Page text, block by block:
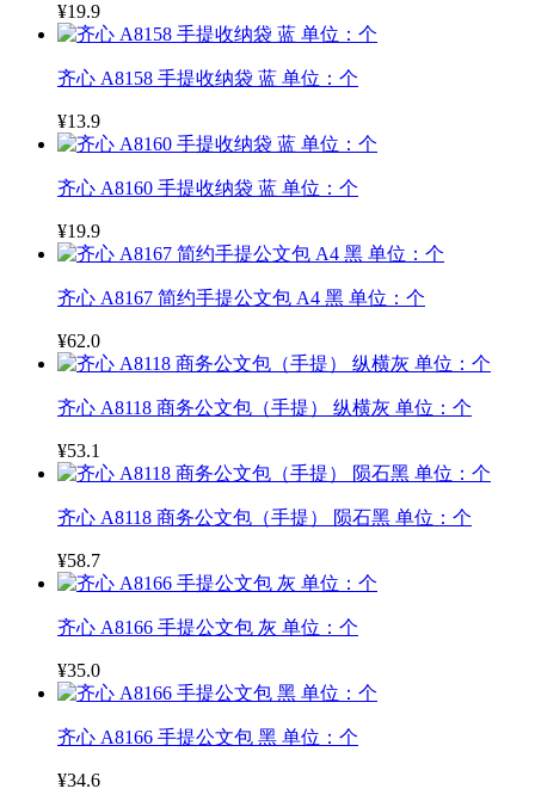
¥19.9
齐心 A8158 手提收纳袋 蓝 单位：个
¥13.9
齐心 A8160 手提收纳袋 蓝 单位：个
¥19.9
齐心 A8167 简约手提公文包 A4 黑 单位：个
¥62.0
齐心 A8118 商务公文包（手提） 纵横灰 单位：个
¥53.1
齐心 A8118 商务公文包（手提） 陨石黑 单位：个
¥58.7
齐心 A8166 手提公文包 灰 单位：个
¥35.0
齐心 A8166 手提公文包 黑 单位：个
¥34.6